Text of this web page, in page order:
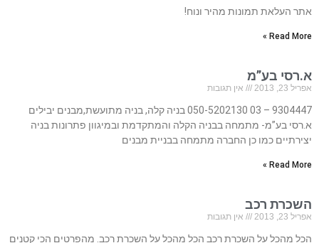
אתר העלאת תמונות מהיר ונוח!
Read More »
א.רסי בע”מ
אפריל 23, 2013 אין תגובות
9304447 – 03 050-5202130 בניה קלה, בניה מתועשת,מבנים יבילים
א.רסי בע”מ- מתמחה בבניה הקלה והמתקדמת ובמיגוון פתרונות בניה
יצירתיים כמו כן החברה מתמחה בבניית מבנים
Read More »
השכרת רכב
אפריל 23, 2013 אין תגובות
הכל מהכל על השכרת רכב הכל מהכל על השכרת רכב. מהפרטים הכי קטנים